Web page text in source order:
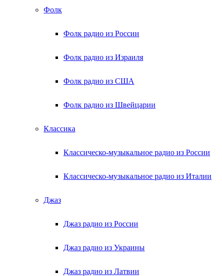
Фолк
Фолк радио из России
Фолк радио из Израиля
Фолк радио из США
Фолк радио из Швейцарии
Классика
Классическо-музыкальное радио из России
Классическо-музыкальное радио из Италии
Джаз
Джаз радио из России
Джаз радио из Украины
Джаз радио из Латвии